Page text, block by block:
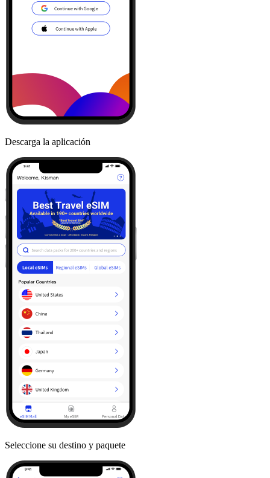
Descarga la aplicación
Seleccione su destino y paquete